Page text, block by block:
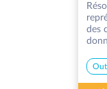
des